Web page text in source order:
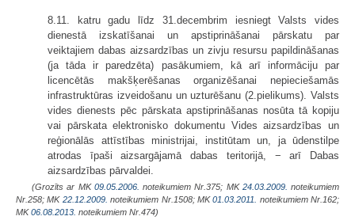
8.11. katru gadu līdz 31.decembrim iesniegt Valsts vides
dienestā izskatīšanai un apstiprināšanai pārskatu par
veiktajiem dabas aizsardzības un zivju resursu papildināšanas
(ja tāda ir paredzēta) pasākumiem, kā arī informāciju par
licencētās makšķerēšanas organizēšanai nepieciešamās
infrastruktūras izveidošanu un uzturēšanu (2.pielikums). Valsts
vides dienests pēc pārskata apstiprināšanas nosūta tā kopiju
vai pārskata elektronisko dokumentu Vides aizsardzības un
reģionālās attīstības ministrijai, institūtam un, ja ūdenstilpe
atrodas īpaši aizsargājamā dabas teritorijā, − arī Dabas
aizsardzības pārvaldei.
(Grozīts ar MK 09.05.2006. noteikumiem Nr.375; MK 24.03.2009. noteikumiem
Nr.258; MK 22.12.2009. noteikumiem Nr.1508; MK01.03.2011.
noteikumiem Nr.162;
MK06.08.2013. noteikumiem Nr.474)